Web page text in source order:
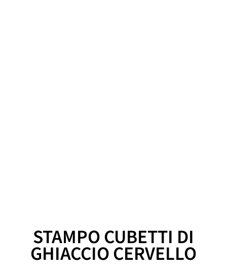
STAMPO CUBETTI DI
GHIACCIO CERVELLO